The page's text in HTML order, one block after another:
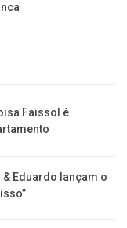
Faissol é
Eduardo lançam o